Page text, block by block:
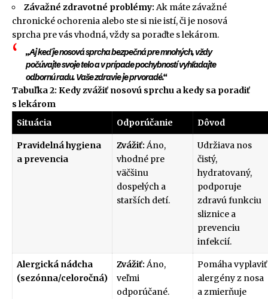
Závažné zdravotné problémy: Ak máte závažné
chronické ochorenia alebo ste si nie istí, či je nosová
sprcha pre vás vhodná, vždy sa poraďte s lekárom.
„Aj keď je nosová sprcha bezpečná pre mnohých, vždy
počúvajte svoje telo a v prípade pochybností vyhľadajte
odbornú radu. Vaše zdravie je prvoradé.“
Tabuľka 2: Kedy zvážiť nosovú sprchu a kedy sa poradiť
s lekárom
Situácia
Odporúčanie Dôvod
Pravidelná hygiena
a prevencia
Zvážiť: Áno,
vhodné pre
väčšinu
dospelých a
starších detí.
Udržiava nos
čistý,
hydratovaný,
podporuje
zdravú funkciu
sliznice a
prevenciu
infekcií.
Alergická nádcha
(sezónna/celoročná)
Zvážiť: Áno,
veľmi
odporúčané.
Pomáha vyplaviť
alergény z nosa
a zmierňuje